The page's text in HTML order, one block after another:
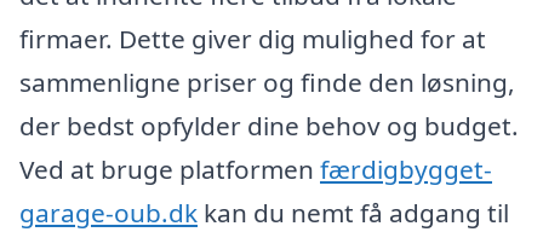
firmaer. Dette giver dig mulighed for at
sammenligne priser og finde den løsning,
der bedst opfylder dine behov og budget.
Ved at bruge platformen færdigbygget-
garage-oub.dk kan du nemt få adgang til